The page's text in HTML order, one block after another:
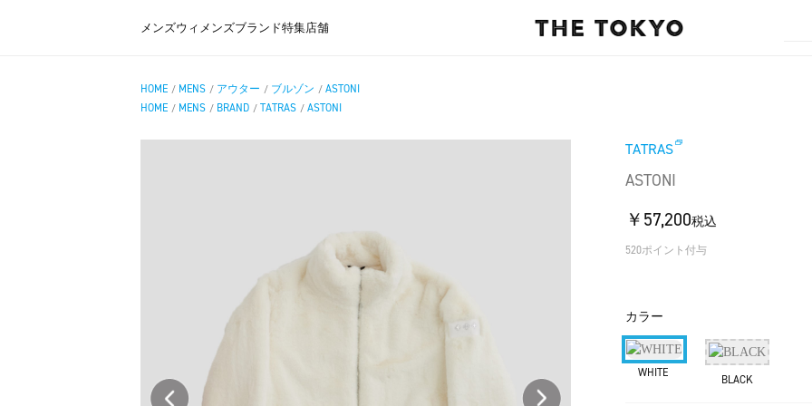
メンズウィメンズブランド特集店舗
HOME / MENS / アウター / ブルゾン / ASTONI
HOME / MENS / BRAND / TATRAS / ASTONI
TATRAS
ASTONI
￥57,200税込
520ポイント付与
カラー
WHITE BLACK